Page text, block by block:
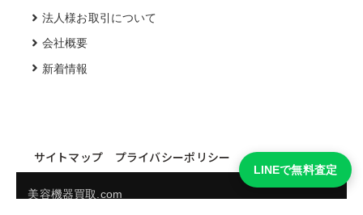
法人様お取引について
会社概要
新着情報
サイトマップ プライバシーポリシー
美容機器買取.com
LINEで無料査定